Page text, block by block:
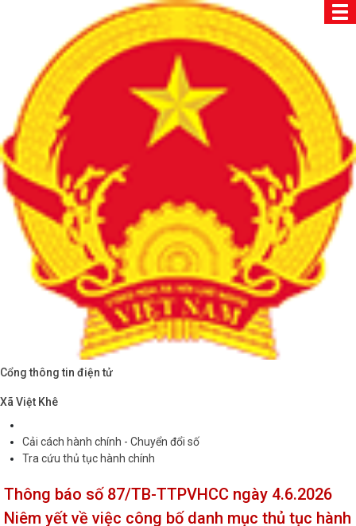
Cổng thông tin điện tử
Xã Việt Khê
Cải cách hành chính - Chuyển đổi số
Tra cứu thủ tục hành chính
Thông báo số 87/TB-TTPVHCC ngày 4.6.2026
Niêm yết về việc công bố danh mục thủ tục hành